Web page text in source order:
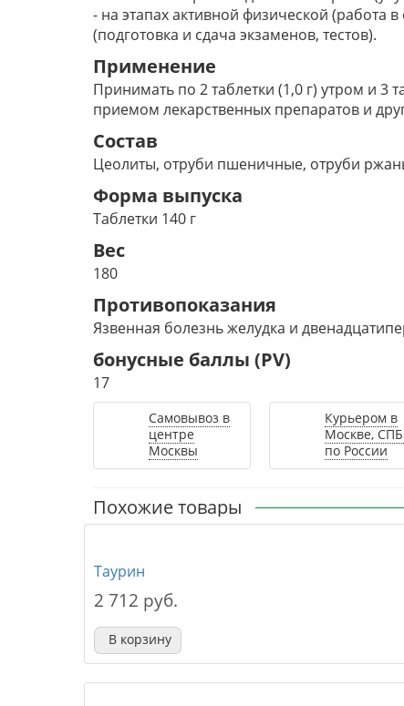
- на этапах активной физической (работа
(подготовка и сдача экзаменов, тестов).
Применение
Принимать по 2 таблетки (1,0 г) утром и 3
приемом лекарственных препаратов и
Состав
Цеолиты, отруби пшеничные, отруби
Форма выпуска
Таблетки 140 г
Вес
180
Противопоказания
Язвенная болезнь желудка и
бонусные баллы (PV)
17
Самовывоз в
центре
Москвы
Курьером в
Москве,
по России
Похожие товары
Таурин
2 712 руб.
В корзину